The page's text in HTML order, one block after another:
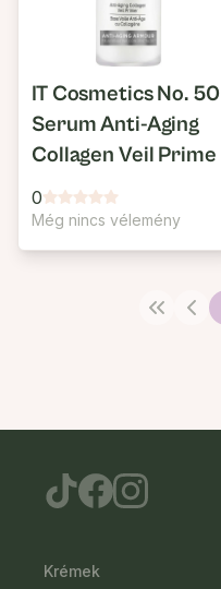
IT Cosmetics No. 50
Serum Anti-Aging
Collagen Veil Prime
0
Még nincs vélemény
Krémek